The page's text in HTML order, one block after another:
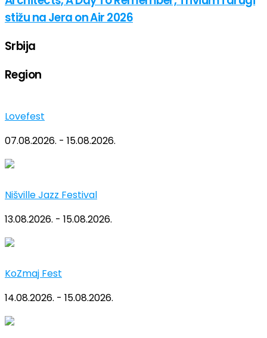
stižu na Jera on Air 2026
Srbija
Region
Lovefest
07.08.2026. - 15.08.2026.
Nišville Jazz Festival
13.08.2026. - 15.08.2026.
KoZmaj Fest
14.08.2026. - 15.08.2026.